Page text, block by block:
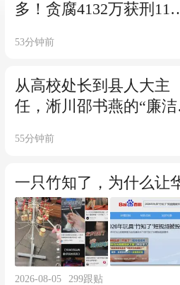
多！贪腐4132万获刑11
密码”
53分钟前
从高校处长到县人大主
任，淅川邵书燕的“廉洁
55分钟前
一只竹知了，为什么让
2026-08-05 299跟贴